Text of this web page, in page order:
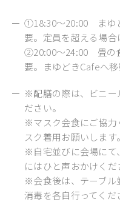
①18:30～20:00 まゆ
要。定員を超える場合
②20:00～24:00 畳
要。まゆどきCafeへ移
※配膳の際は、ビニー
ださい。
※マスク会食にご協力
スク着用お願いします。
※自宅並びに会場にて
にはひと声おかけくだ
※会食後は、テーブル
消毒を各自行ってくだ